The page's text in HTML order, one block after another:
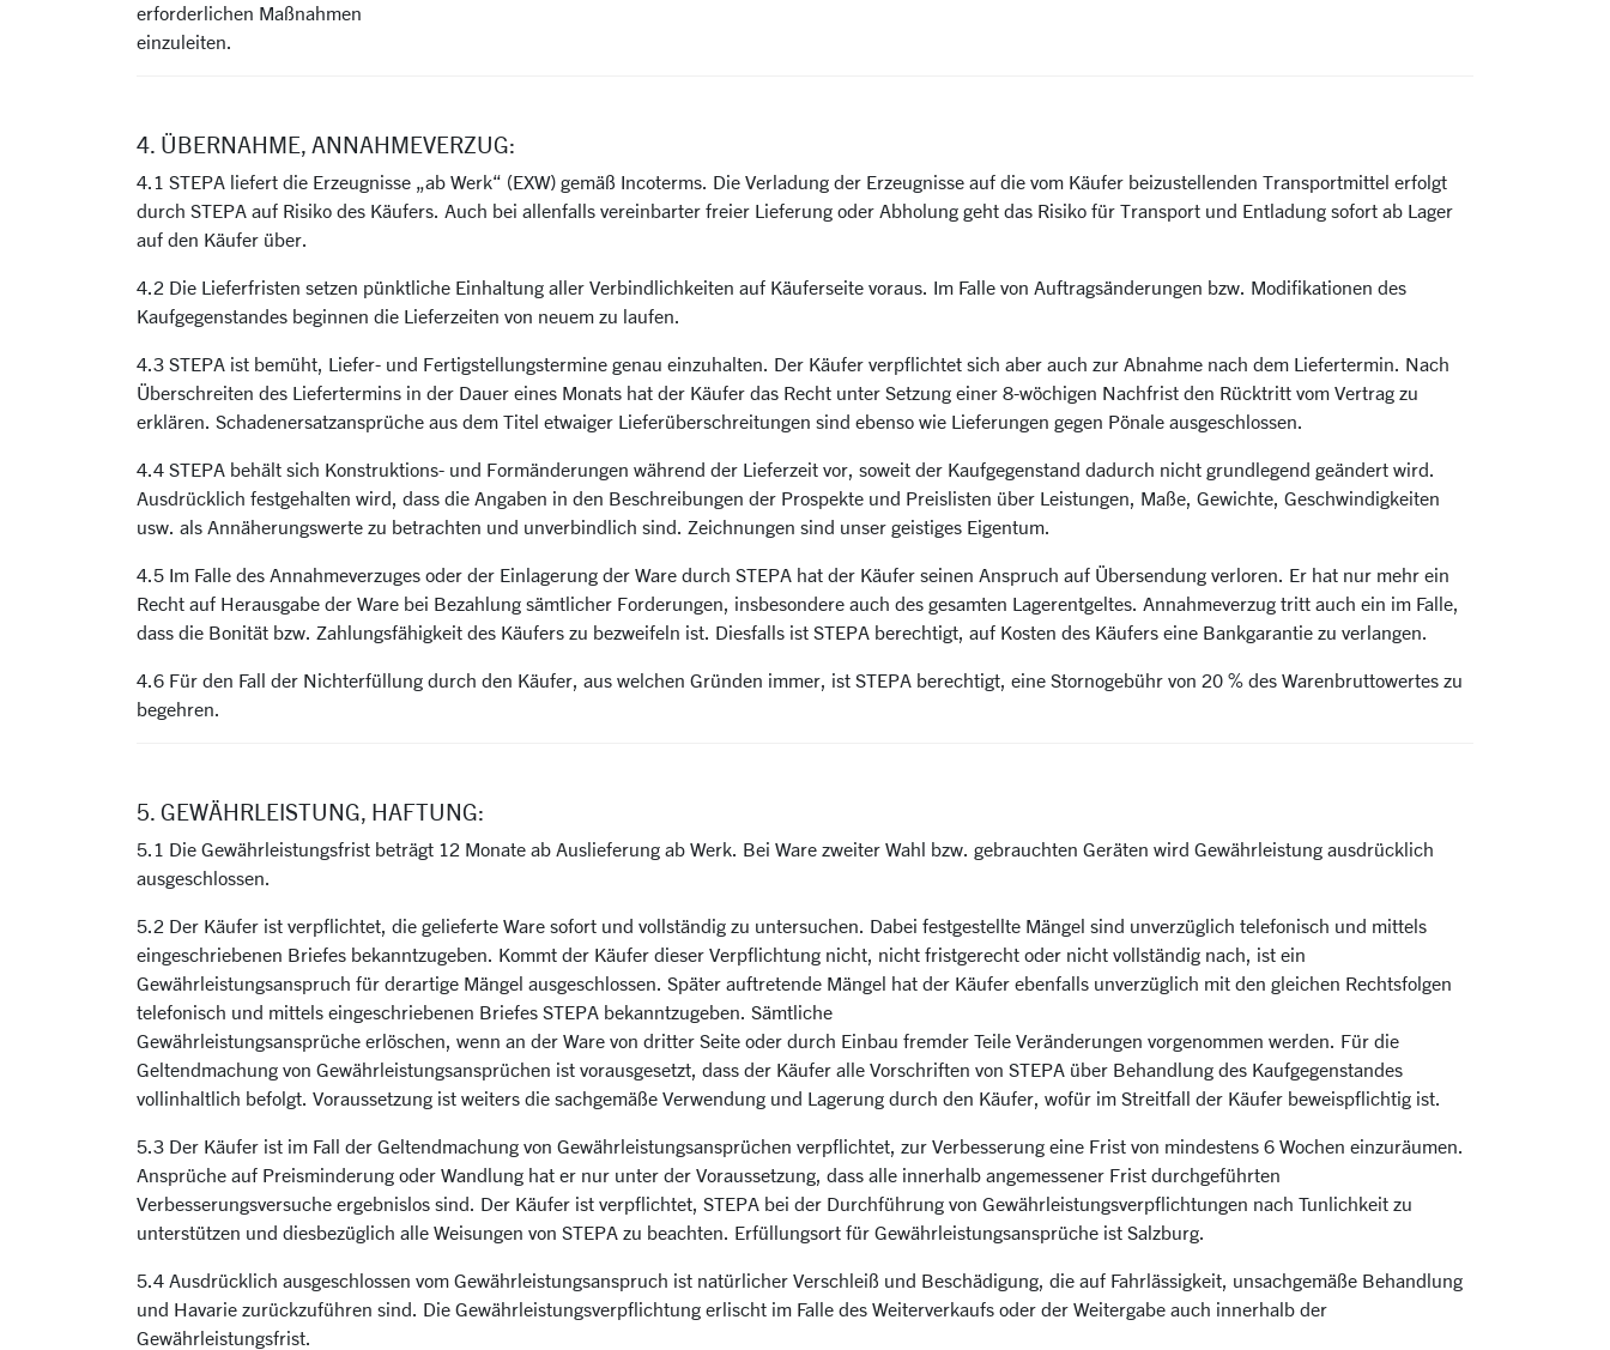
erforderlichen Maßnahmen
einzuleiten.
4. ÜBERNAHME, ANNAHMEVERZUG:
4.1 STEPA liefert die Erzeugnisse „ab Werk“ (EXW) gemäß Incoterms. Die Verladung der Erzeugnisse auf die vom Käufer beizustellenden Transportmittel erfolgt
durch STEPA auf Risiko des Käufers. Auch bei allenfalls vereinbarter freier Lieferung oder Abholung geht das Risiko für Transport und Entladung sofort ab Lager
auf den Käufer über.
4.2 Die Lieferfristen setzen pünktliche Einhaltung aller Verbindlichkeiten auf Käuferseite voraus. Im Falle von Auftragsänderungen bzw. Modifikationen des
Kaufgegenstandes beginnen die Lieferzeiten von neuem zu laufen.
4.3 STEPA ist bemüht, Liefer- und Fertigstellungstermine genau einzuhalten. Der Käufer verpflichtet sich aber auch zur Abnahme nach dem Liefertermin. Nach
Überschreiten des Liefertermins in der Dauer eines Monats hat der Käufer das Recht unter Setzung einer 8-wöchigen Nachfrist den Rücktritt vom Vertrag zu
erklären. Schadenersatzansprüche aus dem Titel etwaiger Lieferüberschreitungen sind ebenso wie Lieferungen gegen Pönale ausgeschlossen.
4.4 STEPA behält sich Konstruktions- und Formänderungen während der Lieferzeit vor, soweit der Kaufgegenstand dadurch nicht grundlegend geändert wird.
Ausdrücklich festgehalten wird, dass die Angaben in den Beschreibungen der Prospekte und Preislisten über Leistungen, Maße, Gewichte, Geschwindigkeiten
usw. als Annäherungswerte zu betrachten und unverbindlich sind. Zeichnungen sind unser geistiges Eigentum.
4.5 Im Falle des Annahmeverzuges oder der Einlagerung der Ware durch STEPA hat der Käufer seinen Anspruch auf Übersendung verloren. Er hat nur mehr ein
Recht auf Herausgabe der Ware bei Bezahlung sämtlicher Forderungen, insbesondere auch des gesamten Lagerentgeltes. Annahmeverzug tritt auch ein im Falle,
dass die Bonität bzw. Zahlungsfähigkeit des Käufers zu bezweifeln ist. Diesfalls ist STEPA berechtigt, auf Kosten des Käufers eine Bankgarantie zu verlangen.
4.6 Für den Fall der Nichterfüllung durch den Käufer, aus welchen Gründen immer, ist STEPA berechtigt, eine Stornogebühr von 20 % des Warenbruttowertes zu
begehren.
5. GEWÄHRLEISTUNG, HAFTUNG:
5.1 Die Gewährleistungsfrist beträgt 12 Monate ab Auslieferung ab Werk. Bei Ware zweiter Wahl bzw. gebrauchten Geräten wird Gewährleistung ausdrücklich
ausgeschlossen.
5.2 Der Käufer ist verpflichtet, die gelieferte Ware sofort und vollständig zu untersuchen. Dabei festgestellte Mängel sind unverzüglich telefonisch und mittels
eingeschriebenen Briefes bekanntzugeben. Kommt der Käufer dieser Verpflichtung nicht, nicht fristgerecht oder nicht vollständig nach, ist ein
Gewährleistungsanspruch für derartige Mängel ausgeschlossen. Später auftretende Mängel hat der Käufer ebenfalls unverzüglich mit den gleichen Rechtsfolgen
telefonisch und mittels eingeschriebenen Briefes STEPA bekanntzugeben. Sämtliche
Gewährleistungsansprüche erlöschen, wenn an der Ware von dritter Seite oder durch Einbau fremder Teile Veränderungen vorgenommen werden. Für die
Geltendmachung von Gewährleistungsansprüchen ist vorausgesetzt, dass der Käufer alle Vorschriften von STEPA über Behandlung des Kaufgegenstandes
vollinhaltlich befolgt. Voraussetzung ist weiters die sachgemäße Verwendung und Lagerung durch den Käufer, wofür im Streitfall der Käufer beweispflichtig ist.
5.3 Der Käufer ist im Fall der Geltendmachung von Gewährleistungsansprüchen verpflichtet, zur Verbesserung eine Frist von mindestens 6 Wochen einzuräumen.
Ansprüche auf Preisminderung oder Wandlung hat er nur unter der Voraussetzung, dass alle innerhalb angemessener Frist durchgeführten
Verbesserungsversuche ergebnislos sind. Der Käufer ist verpflichtet, STEPA bei der Durchführung von Gewährleistungsverpflichtungen nach Tunlichkeit zu
unterstützen und diesbezüglich alle Weisungen von STEPA zu beachten. Erfüllungsort für Gewährleistungsansprüche ist Salzburg.
5.4 Ausdrücklich ausgeschlossen vom Gewährleistungsanspruch ist natürlicher Verschleiß und Beschädigung, die auf Fahrlässigkeit, unsachgemäße Behandlung
und Havarie zurückzuführen sind. Die Gewährleistungsverpflichtung erlischt im Falle des Weiterverkaufs oder der Weitergabe auch innerhalb der
Gewährleistungsfrist.